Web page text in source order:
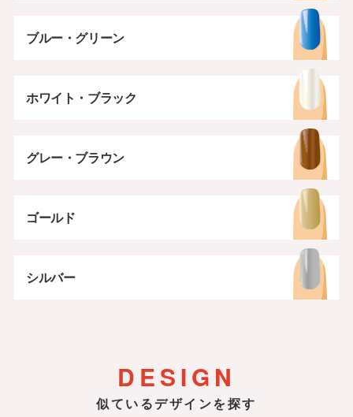
ブルー・グリーン
ホワイト・ブラック
グレー・ブラウン
ゴールド
シルバー
DESIGN
似ているデザインを探す